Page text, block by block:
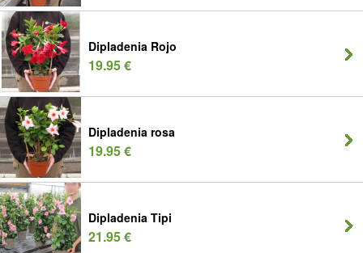
Dipladenia Rojo
19.95 €
Dipladenia rosa
19.95 €
Dipladenia Tipi
21.95 €